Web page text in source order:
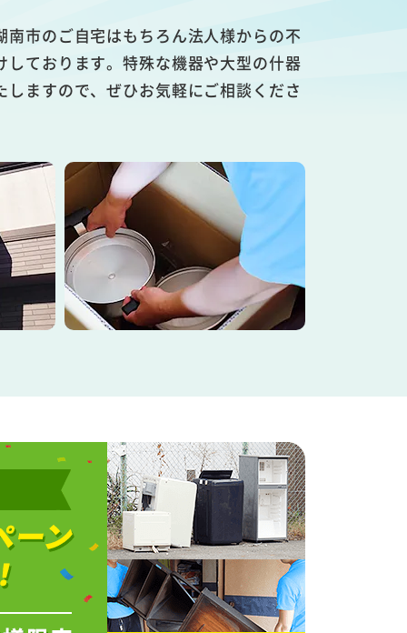
南市のご自宅はもちろん法人様からの不
しております。特殊な機器や大型の什器
ますので、ぜひお気軽にご相談くださ